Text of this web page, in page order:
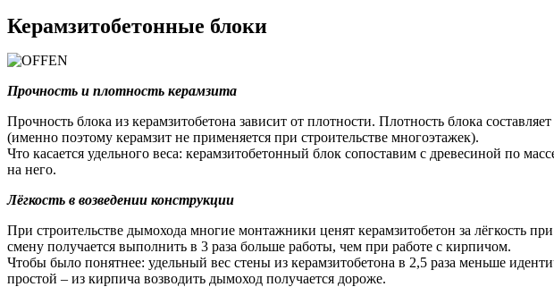
Керамзитобетонные блоки
Прочность и плотность керамзита
Прочность блока из керамзитобетона зависит от плотности. Плотность блока
(именно поэтому керамзит не применяется при строительстве многоэтажек).
Что касается удельного веса: керамзитобетонный блок сопоставим с древесиной по
на него.
Лёгкость в возведении конструкции
При строительстве дымохода многие монтажники ценят керамзитобетон за лёгкость
смену получается выполнить в 3 раза больше работы, чем при работе с кирпичом.
Чтобы было понятнее: удельный вес стены из керамзитобетона в 2,5 раза меньше
простой – из кирпича возводить дымоход получается дороже.